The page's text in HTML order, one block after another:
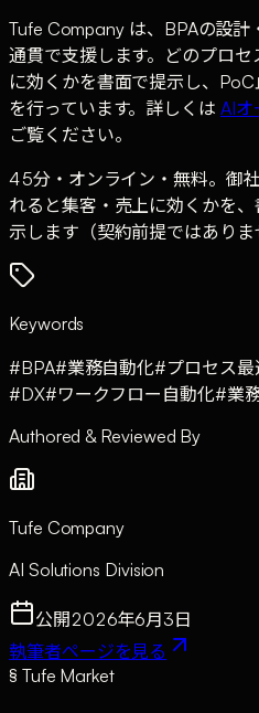
Tufe Company は、BPAの設
通貫で支援します。どのプロ
に効くかを書面で提示し、
を行っています。詳しくは AIオ
ご覧ください。
45分・オンライン・無料。御
れると集客・売上に効くかを
示します（契約前提ではありま
Keywords
#BPA#業務自動化#プロセス最
#DX#ワークフロー自動化#業
Authored & Reviewed By
Tufe Company
AI Solutions Division
公開2026年6月3日
執筆者ページを見る
§ Tufe Market